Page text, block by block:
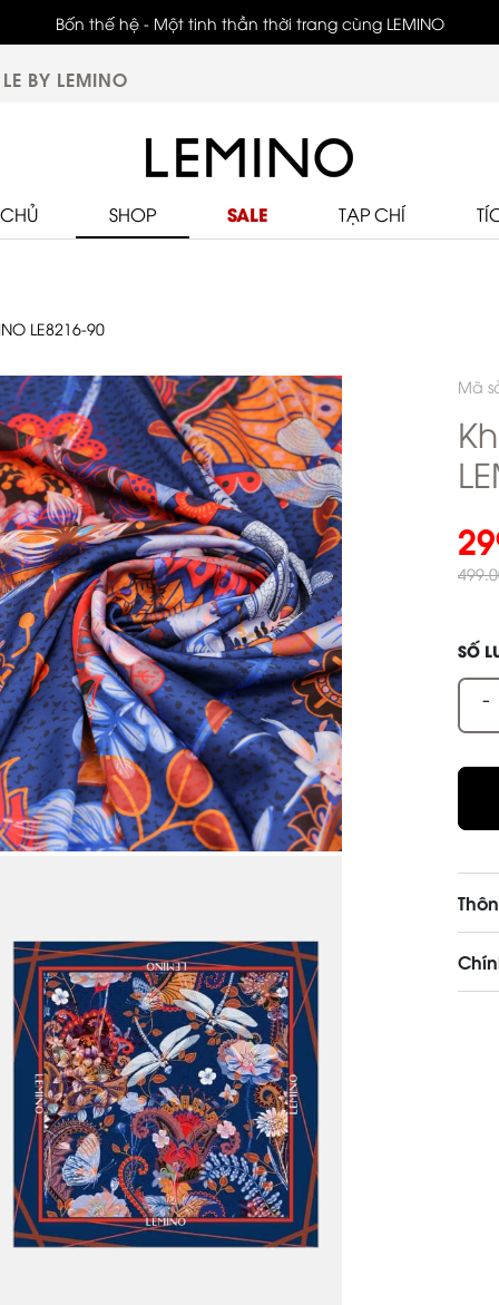
Bốn thế hệ - Một tinh thần thời trang cùng LEMINO
BY LEMINO
SHOP SALE TẠP CHÍ
LE8216-90
Mã
SỐ
-